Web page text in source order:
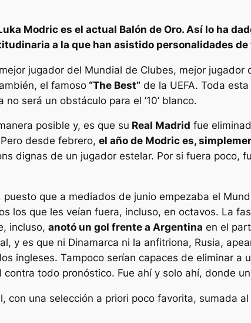
Modric es el actual Balón de Oro. Así lo ha
a la que han asistido personalidades de
jugador del Mundial de Clubes, mejor
el famoso “The Best” de la UEFA. Toda
será un obstáculo para el ’10’ blanco.
posible y, es que su Real Madrid fue
desde febrero, el año de Modric es,
dignas de un jugador estelar. Por si fuera poco,
que a mediados de junio empezaba el
los que les veían fuera, incluso, en octavos. La
incluso, anotó un gol frente a Argentina en el
y es que ni Dinamarca ni la anfitriona, Rusia,
ingleses. Tampoco serían capaces de eliminar a
todo pronóstico. Fue ahí y solo ahí, donde
con una selección a priori poco favorita, sumada